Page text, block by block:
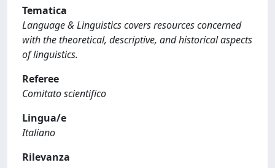
Tematica
Language & Linguistics covers resources concerned
with the theoretical, descriptive, and historical aspects
of linguistics.
Referee
Comitato scientifico
Lingua/e
Italiano
Rilevanza